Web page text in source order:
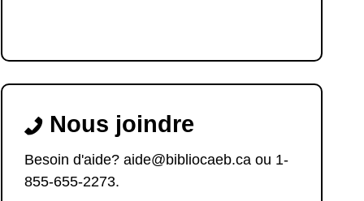
Nous joindre
Besoin d'aide? aide@bibliocaeb.ca ou 1-
855-655-2273.